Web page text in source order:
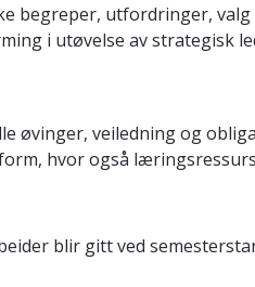
begreper, utfordringer, valg
i utøvelse av strategisk
øvinger, veiledning og
hvor også
blir gitt ved